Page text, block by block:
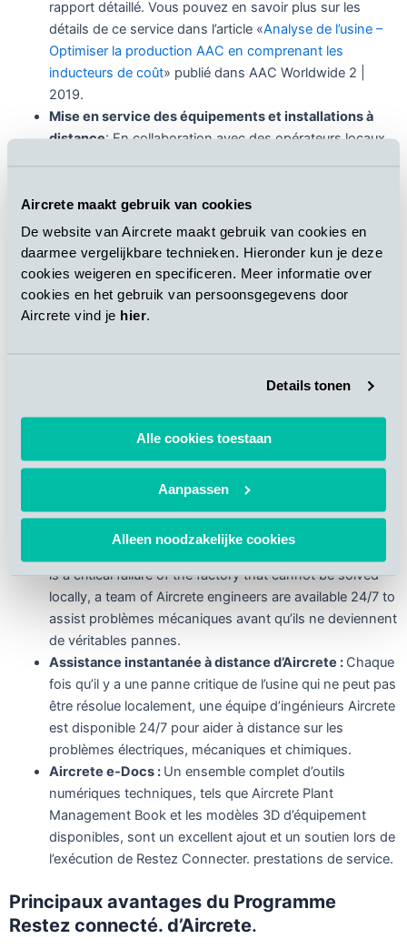
Aircrete maakt gebruik van cookies
De website van Aircrete maakt gebruik van cookies en
daarmee vergelijkbare technieken. Hieronder kun je deze
cookies weigeren en specificeren. Meer informatie over
cookies en het gebruik van persoonsgegevens door
Aircrete vind je hier.
Details tonen
Alle cookies toestaan
Aanpassen
Alleen noodzakelijke cookies
rapport détaillé. Vous pouvez en savoir plus sur les
détails de ce service dans l’article «Analyse de l’usine –
Optimiser la production AAC en comprenant les
inducteurs de coût» publié dans AAC Worldwide 2 |
2019.
Mise en service des équipements et installations à
distance: En collaboration avec des opérateurs locaux
d’équipements (et même d’usines complètes) à distance,
limitant les temps d’arrêt et évitant les retards de projets
pour ses clients. Une caractéristique importante ici est le
concept de sécurité de mise en service à distance
spécialement développé, pour garantir que la mise en
service peut être effectuée en toute sécurité.
d’ingénieurs d’Aircrete surveille les opérations du client et
analyse à distance les données d’exploitation réelles, en
façon d’améliorer les aspects mécaniques, électriques et
chimiques du processus de production. De nombreux
clients ont déjà utilisé ce produit et souvent, ce service
garantit une identification précoce des problèmes
mécaniques avant qu’ils ne deviennent de véritables
is a critical failure of the factory that cannot be solved
locally, a team of Aircrete engineers are available 24/7 to
assist problèmes mécaniques avant qu’ils ne deviennent
de véritables pannes.
Assistance instantanée à distance d’Aircrete : Chaque
fois qu’il y a une panne critique de l’usine qui ne peut pas
être résolue localement, une équipe d’ingénieurs Aircrete
est disponible 24/7 pour aider à distance sur les
problèmes électriques, mécaniques et chimiques.
Aircrete e-Docs : Un ensemble complet d’outils
numériques techniques, tels que Aircrete Plant
Management Book et les modèles 3D d’équipement
disponibles, sont un excellent ajout et un soutien lors de
l’exécution de Restez Connecter. prestations de service.
Principaux avantages du Programme
Restez connecté. d’Aircrete.